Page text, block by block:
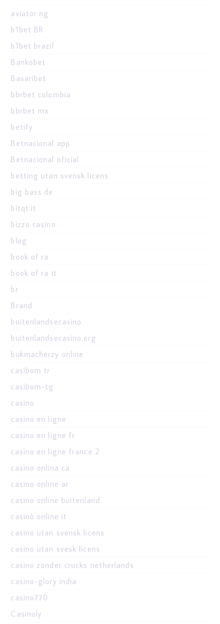
aviator ng
b1bet BR
b1bet brazil
Bankobet
Basaribet
bbrbet colombia
bbrbet mx
betify
Betnacional app
Betnacional oficial
betting utan svensk licens
big bass de
bitqt.it
bizzo casino
blog
book of ra
book of ra it
br
Brand
buitenlandsecasino
buitenlandsecasino.org
bukmacherzy online
casibom tr
casibom-tg
casino
casino en ligne
casino en ligne fr
casino en ligne france 2
casino onlina ca
casino online ar
casino online buitenland
casinò online it
casino utan svensk licens
casino utan svesk licens
casino zonder crucks netherlands
casino-glory india
casino770
Casinoly